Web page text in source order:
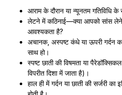
आराम के दौरान या न्यूनतम गतिविधि
लेटने में कठिनाई—क्या आपको सांस लेने
आवश्यकता है?
अचानक, अस्पष्ट कंधे या ऊपरी गर्दन
साथ हो।
स्पष्ट छाती की विषमता या
विपरीत दिशा में जाता है)।
हाल ही में गर्दन या छाती की सर्जरी